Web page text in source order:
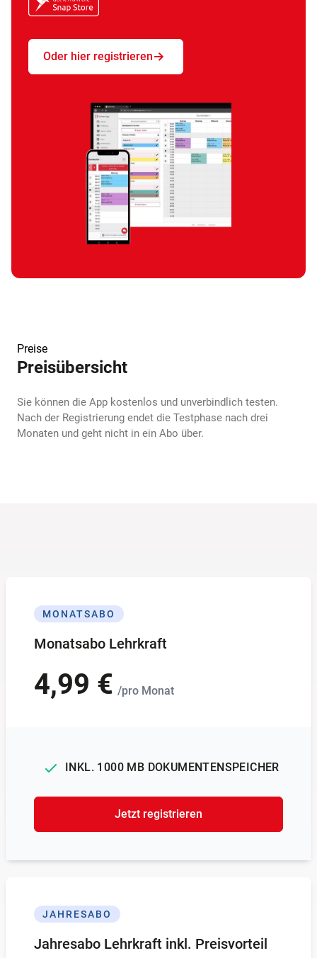
Oder hier registrieren
Preise
Preisübersicht
Sie können die App kostenlos und unverbindlich testen.
Nach der Registrierung endet die Testphase nach drei
Monaten und geht nicht in ein Abo über.
MONATSABO
Monatsabo Lehrkraft
4,99 € /pro Monat
INKL. 1000 MB DOKUMENTENSPEICHER
Jetzt registrieren
JAHRESABO
Jahresabo Lehrkraft inkl. Preisvorteil